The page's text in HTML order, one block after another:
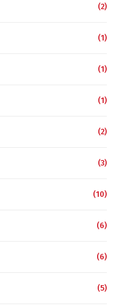
(2)
(1)
(1)
(1)
(2)
(3)
(10)
(6)
(6)
(5)